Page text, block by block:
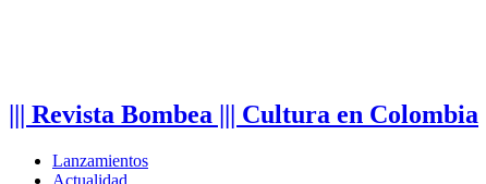
||| Revista Bombea ||| Cultura en Colombia
Lanzamientos